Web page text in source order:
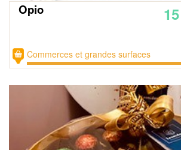
Opio 15
Commerces et grandes surfaces